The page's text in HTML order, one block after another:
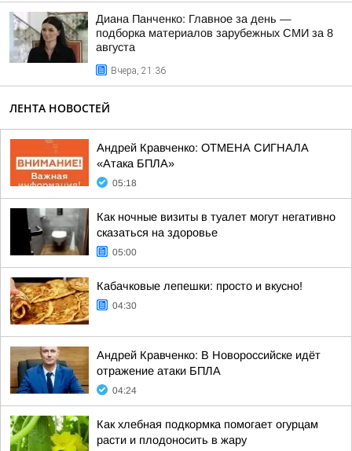
Диана Панченко: Главное за день —
подборка материалов зарубежных СМИ за 8
августа
Вчера, 21:36
ЛЕНТА НОВОСТЕЙ
Андрей Кравченко: ОТМЕНА СИГНАЛА
«Атака БПЛА»
05:18
Как ночные визиты в туалет могут негативно
сказаться на здоровье
05:00
Кабачковые лепешки: просто и вкусно!
04:30
Андрей Кравченко: В Новороссийске идёт
отражение атаки БПЛА
04:24
Как хлебная подкормка помогает огурцам
расти и плодоносить в жару